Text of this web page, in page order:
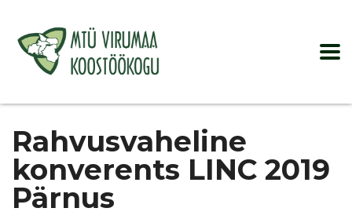
Rahvusvaheline
konverents LINC 2019
Pärnus